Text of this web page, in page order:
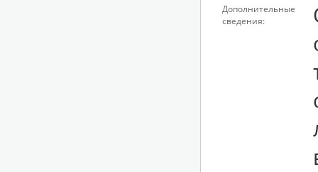
Дополнительные
сведения: